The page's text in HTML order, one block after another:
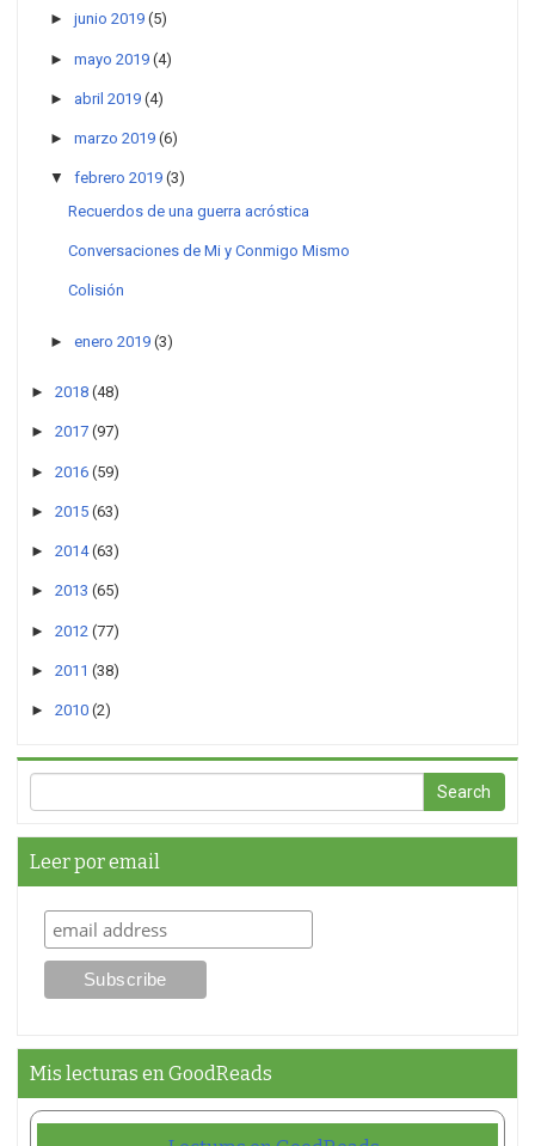
► junio 2019 (5)
► mayo 2019 (4)
► abril 2019 (4)
► marzo 2019 (6)
▼ febrero 2019 (3)
Recuerdos de una guerra acróstica
Conversaciones de Mi y Conmigo Mismo
Colisión
► enero 2019 (3)
► 2018 (48)
► 2017 (97)
► 2016 (59)
► 2015 (63)
► 2014 (63)
► 2013 (65)
► 2012 (77)
► 2011 (38)
► 2010 (2)
Leer por email
Mis lecturas en GoodReads